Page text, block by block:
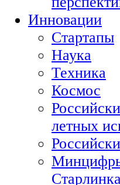
Инновации
Стартапы
Наука
Техника
Космос
летных
Минцифры